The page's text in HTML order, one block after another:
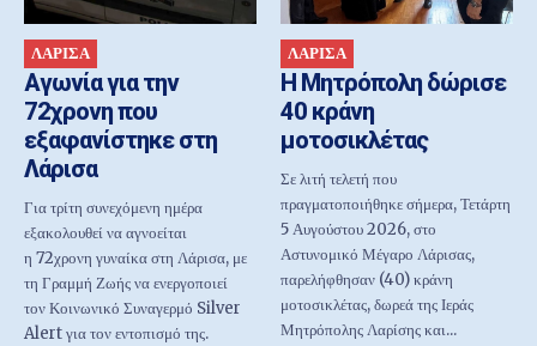
ΛΑΡΙΣΑ
Αγωνία για την
72χρονη που
εξαφανίστηκε στη
Λάρισα
Για τρίτη συνεχόμενη ημέρα
εξακολουθεί να αγνοείται
η 72χρονη γυναίκα στη Λάρισα, με
τη Γραμμή Ζωής να ενεργοποιεί
τον Κοινωνικό Συναγερμό Silver
Alert για τον εντοπισμό της.
ΛΑΡΙΣΑ
H Μητρόπολη δώρισε
40 κράνη
μοτοσικλέτας
Σε λιτή τελετή που
πραγματοποιήθηκε σήμερα, Τετάρτη
5 Αυγούστου 2026, στο
Αστυνομικό Μέγαρο Λάρισας,
παρελήφθησαν (40) κράνη
μοτοσικλέτας, δωρεά της Ιεράς
Μητρόπολης Λαρίσης και...